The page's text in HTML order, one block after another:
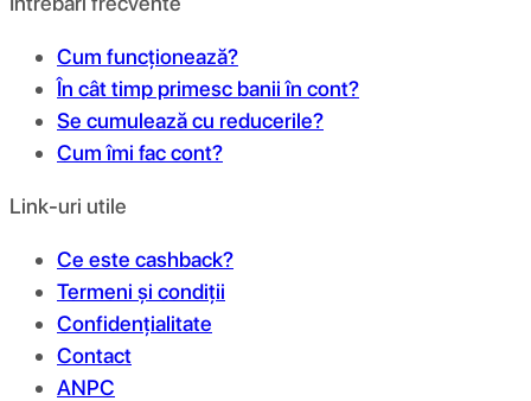
Cum funcționează?
În cât timp primesc banii în cont?
Se cumulează cu reducerile?
Cum îmi fac cont?
Link-uri utile
Ce este cashback?
Termeni și condiții
Confidențialitate
Contact
ANPC